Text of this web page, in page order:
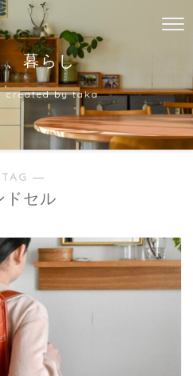
、暮らし
created by taka
―
ドセル